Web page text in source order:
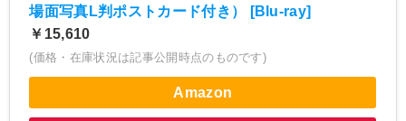
場面写真L判ポストカード付き） [Blu-ray]
￥15,610
(価格・在庫状況は記事公開時点のものです)
Amazon